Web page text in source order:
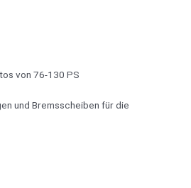
von 76-130 PS
und Bremsscheiben für die